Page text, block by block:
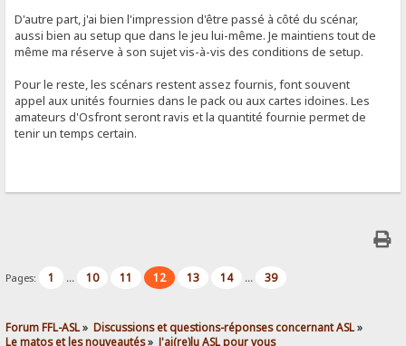
D'autre part, j'ai bien l'impression d'être passé à côté du scénar,
aussi bien au setup que dans le jeu lui-même. Je maintiens tout de
même ma réserve à son sujet vis-à-vis des conditions de setup.
Pour le reste, les scénars restent assez fournis, font souvent
appel aux unités fournies dans le pack ou aux cartes idoines. Les
amateurs d'Osfront seront ravis et la quantité fournie permet de
tenir un temps certain.
Pages: 1 ... 10 11 12 13 14 ... 39
Forum FFL-ASL» Discussions et questions-réponses concernant ASL»
Le matos et les nouveautés» J'ai(re)lu ASL pour vous